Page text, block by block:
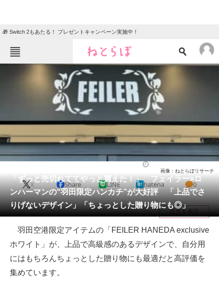
🎁 Switch 2もあたる！ プレゼントキャンペーン実施中！
ねとらぼメニュー
ニュース
クイズ
住まい 教育・育児
動物 リサーチ
会員記事
メディア
注目記事を集めた総合ページ
ITの今と未来を見通す
スマホと通信の最新トレンド
「ずっと売切れててやっと買えた！」 フェイラー×ロ
ンハーマンの“羽田限定ハンカチ”が大好評 「上品でさ
りげないデザイン」「ちょっとした贈り物にも◎」
画像：ねとらぼリサーチ
X Share LINE hatena 0
目次を表示
羽田空港限定アイテムの「FEILER HANEDA exclusive
ホワイト」が、上品で高級感のあるデザインで、自分用
にはもちろんちょっとした贈り物にも最適だと高評価を
集めています。